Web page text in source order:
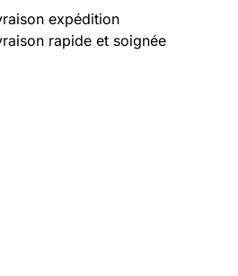
expédition
rapide et soignée